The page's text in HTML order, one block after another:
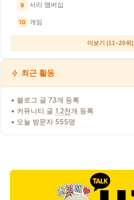
9 서리 맴버십
10 게임
더보기 (11~20위)
최근 활동
• 블로그 글 73개 등록
• 커뮤니티 글 1.2천개 등록
• 오늘 방문자 555명